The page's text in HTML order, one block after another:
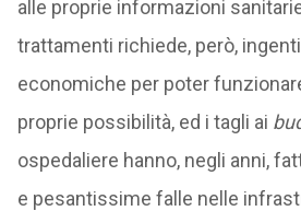
alle proprie informazioni
trattamenti richiede, però,
economiche per poter
proprie possibilità, ed i tagli ai
ospedaliere hanno, negli anni,
e pesantissime falle nelle